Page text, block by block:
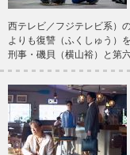
西テレビ／フジテレビ系）
よりも復讐（ふくしゅう）
刑事・磯貝（横山裕）と第